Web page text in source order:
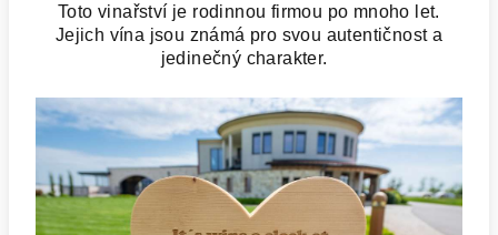
Toto vinařství je rodinnou firmou po mnoho let.
Jejich vína jsou známá pro svou autentičnost a
jedinečný charakter.